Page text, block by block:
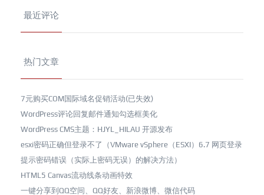
最近评论
热门文章
7元购买COM国际域名促销活动(已失效)
WordPress评论回复邮件通知勾选框美化
WordPress CMS主题：HJYL_HILAU 开源发布
esxi密码正确但登录不了（VMware vSphere（ESXI）6.7 网页登录
提示密码错误（实际上密码无误）的解决方法）
HTML5 Canvas流动线条动画特效
一键分享到QQ空间、QQ好友、新浪微博、微信代码